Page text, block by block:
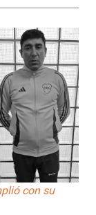
con su